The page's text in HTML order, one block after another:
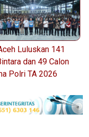
Luluskan 141
dan 49 Calon
Polri TA 2026